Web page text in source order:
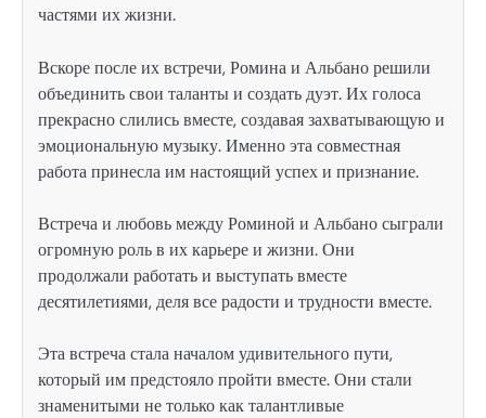
частями их жизни.
Вскоре после их встречи, Ромина и Альбано решили
объединить свои таланты и создать дуэт. Их голоса
прекрасно слились вместе, создавая захватывающую и
эмоциональную музыку. Именно эта совместная
работа принесла им настоящий успех и признание.
Встреча и любовь между Роминой и Альбано сыграли
огромную роль в их карьере и жизни. Они
продолжали работать и выступать вместе
десятилетиями, деля все радости и трудности вместе.
Эта встреча стала началом удивительного пути,
который им предстояло пройти вместе. Они стали
знаменитыми не только как талантливые